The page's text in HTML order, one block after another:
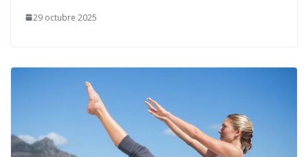
29 octubre 2025